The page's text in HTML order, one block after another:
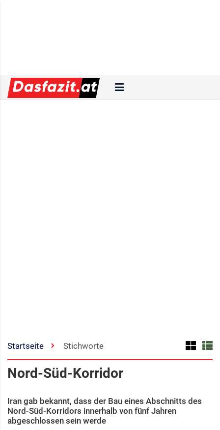
Startseite Stichworte
Nord-Süd-Korridor
Iran gab bekannt, dass der Bau eines Abschnitts des
Nord-Süd-Korridors innerhalb von fünf Jahren
abgeschlossen sein werde